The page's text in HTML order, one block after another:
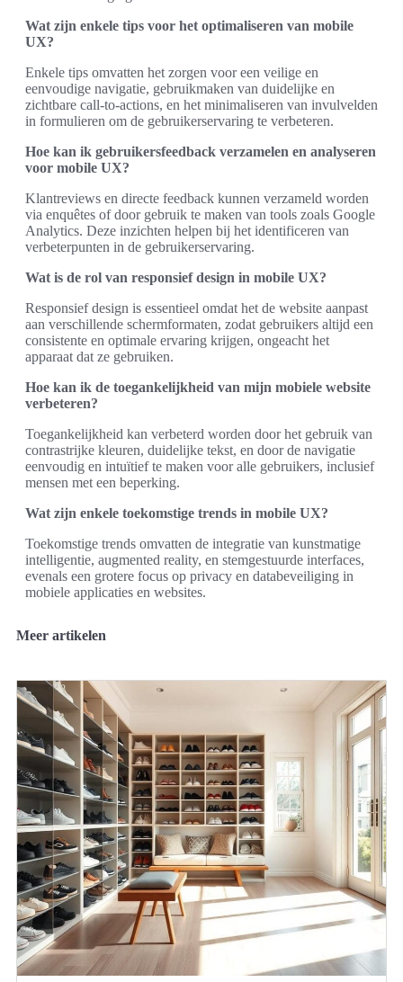
Wat zijn enkele tips voor het optimaliseren van mobile
UX?
Enkele tips omvatten het zorgen voor een veilige en
eenvoudige navigatie, gebruikmaken van duidelijke en
zichtbare call-to-actions, en het minimaliseren van invulvelden
in formulieren om de gebruikerservaring te verbeteren.
Hoe kan ik gebruikersfeedback verzamelen en analyseren
voor mobile UX?
Klantreviews en directe feedback kunnen verzameld worden
via enquêtes of door gebruik te maken van tools zoals Google
Analytics. Deze inzichten helpen bij het identificeren van
verbeterpunten in de gebruikerservaring.
Wat is de rol van responsief design in mobile UX?
Responsief design is essentieel omdat het de website aanpast
aan verschillende schermformaten, zodat gebruikers altijd een
consistente en optimale ervaring krijgen, ongeacht het
apparaat dat ze gebruiken.
Hoe kan ik de toegankelijkheid van mijn mobiele website
verbeteren?
Toegankelijkheid kan verbeterd worden door het gebruik van
contrastrijke kleuren, duidelijke tekst, en door de navigatie
eenvoudig en intuïtief te maken voor alle gebruikers, inclusief
mensen met een beperking.
Wat zijn enkele toekomstige trends in mobile UX?
Toekomstige trends omvatten de integratie van kunstmatige
intelligentie, augmented reality, en stemgestuurde interfaces,
evenals een grotere focus op privacy en databeveiliging in
mobiele applicaties en websites.
Meer artikelen